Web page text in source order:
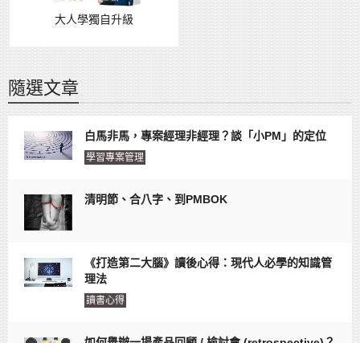
大人學獨自升級
隨選文章
白馬非馬，專案經理非經理？談「小PM」的定位
學習專案管理
清明節、合八字、到PMBOK
《打造第二大腦》讀後心得：現代人必學的知識管
理法
讀書心得